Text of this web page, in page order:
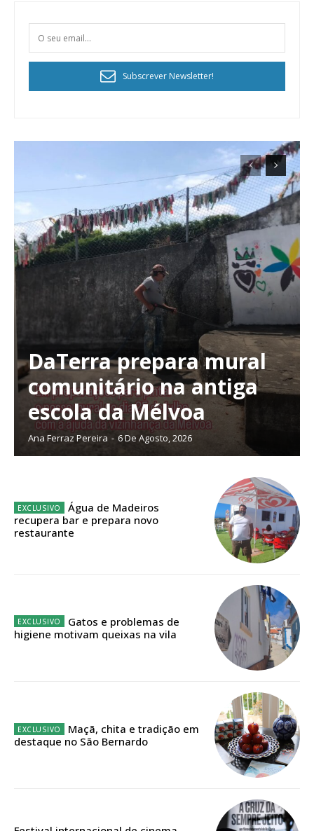
Planos de Assinatura
Faça-se assinante do Região de Cister e ajude-nos a manter este serviço
Escolha o plano de assinatura desejado:
32€
Edição em papel entregue à Quinta-feira em sua
Subscrever Newsletter!
DaTerra prepara mural
comunitário na antiga
escola da Mélvoa
Ana Ferraz Pereira - 6 De Agosto, 2026
Água de Madeiros
recupera bar e prepara novo
restaurante
Gatos e problemas de
higiene motivam queixas na vila
Maçã, chita e tradição em
destaque no São Bernardo